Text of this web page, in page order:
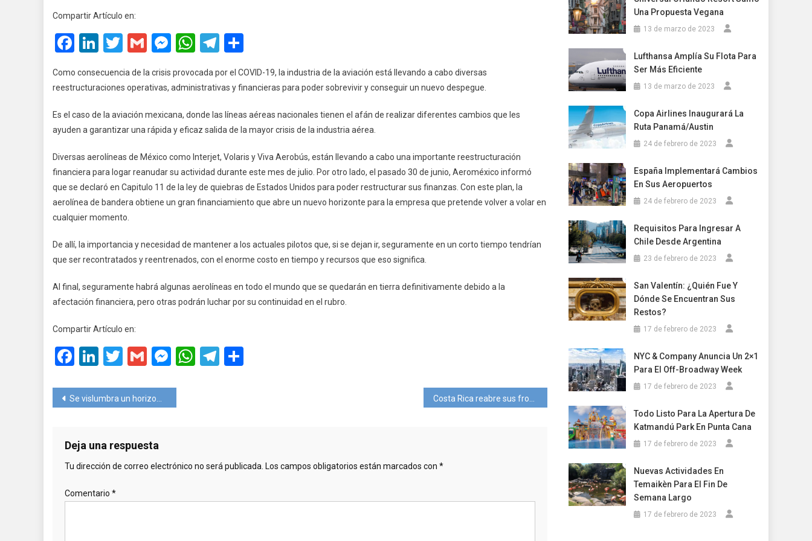
Sus
De
Continuidad.
Compartir Artículo en:
Facebook
LinkedIn
Twitter
GmailMessenger
WhatsApp
Telegram
Como consecuencia de la crisis provocada por el COVID-19, la industria de la aviación está llevando a cabo diversas
reestructuraciones operativas, administrativas y financieras para poder sobrevivir y conseguir un nuevo despegue.
Es el caso de la aviación mexicana, donde las líneas aéreas nacionales tienen el afán de realizar diferentes cambios que les
ayuden a garantizar una rápida y eficaz salida de la mayor crisis de la industria aérea.
Diversas aerolíneas de México como Interjet, Volaris y Viva Aerobús, están llevando a cabo una importante reestructuración
financiera para logar reanudar su actividad durante este mes de julio. Por otro lado, el pasado 30 de junio, Aeroméxico informó
que se declaró en Capitulo 11 de la ley de quiebras de Estados Unidos para poder restructurar sus finanzas. Con este plan, la
aerolínea de bandera obtiene un gran financiamiento que abre un nuevo horizonte para la empresa que pretende volver a volar en
cualquier momento.
De allí, la importancia y necesidad de mantener a los actuales pilotos que, si se dejan ir, seguramente en un corto tiempo tendrían
que ser recontratados y reentrenados, con el enorme costo en tiempo y recursos que eso significa.
Al final, seguramente habrá algunas aerolíneas en todo el mundo que se quedarán en tierra definitivamente debido a la
afectación financiera, pero otras podrán luchar por su continuidad en el rubro.
Compartir Artículo en:
Facebook
LinkedIn
Twitter
GmailMessenger
WhatsApp
Telegram
Navegación
entradas
Se vislumbra un horizonte positivo para la organización de viajes grupales
Deja una respuesta
Tu dirección de correo electrónico no será publicada. Los campos obligatorios están marcados con *
Comentario *
Una Propuesta Vegana
13 de marzo de 2023
Lufthansa Amplía Su Flota Para
Ser Más Eficiente
13 de marzo de 2023
Copa Airlines Inaugurará La
Ruta Panamá/Austin
24 de febrero de 2023
España Implementará Cambios
En Sus Aeropuertos
24 de febrero de 2023
Requisitos Para Ingresar A
Chile Desde Argentina
23 de febrero de 2023
San Valentín: ¿Quién Fue Y
Dónde Se Encuentran Sus
Restos?
17 de febrero de 2023
NYC & Company Anuncia Un 2×1
Para El Off-Broadway Week
17 de febrero de 2023
Todo Listo Para La Apertura De
Katmandú Park En Punta Cana
17 de febrero de 2023
Nuevas Actividades En
Temaikèn Para El Fin De
Semana Largo
17 de febrero de 2023